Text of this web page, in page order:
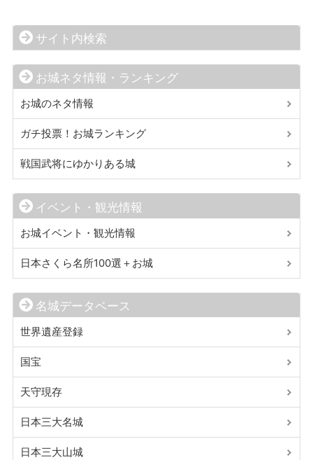
サイト内検索
お城ネタ情報・ランキング
お城のネタ情報
ガチ投票！お城ランキング
戦国武将にゆかりある城
イベント・観光情報
お城イベント・観光情報
日本さくら名所100選＋お城
名城データベース
世界遺産登録
国宝
天守現存
日本三大名城
日本三大山城